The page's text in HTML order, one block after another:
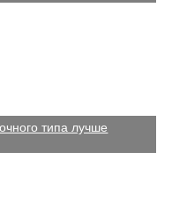
типа лучше